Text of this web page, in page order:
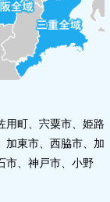
用町、宍粟市、姫路
加東市、西脇市、加
市、神戸市、小野